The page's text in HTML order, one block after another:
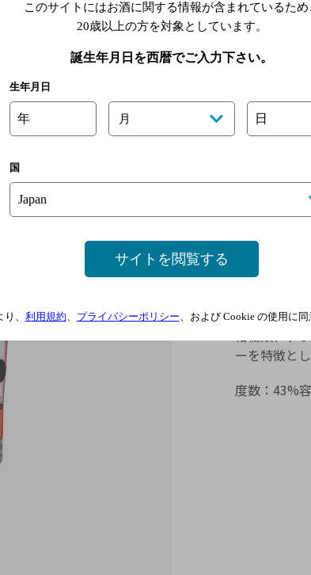
ザ・マ
力強くリッ
ザ・マッカ
ー樽で熟成
柑橘類、ド
ーを特徴とし
度数： 43%
このサイトにはお酒に関する情報が含まれているため
20歳以上の方を対象としています。
誕生年月日を西暦でご入力下さい。
生年月日
年 月 日
国
サイトを閲覧する
、 利用規約、 プライバシーポリシー、および Cookie の使用に同